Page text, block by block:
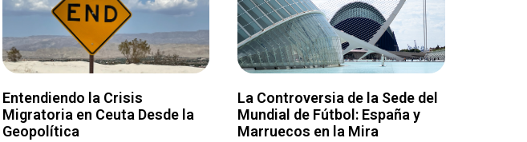
Entendiendo la Crisis
Migratoria en Ceuta Desde la
Geopolítica
La Controversia de la Sede del
Mundial de Fútbol: España y
Marruecos en la Mira